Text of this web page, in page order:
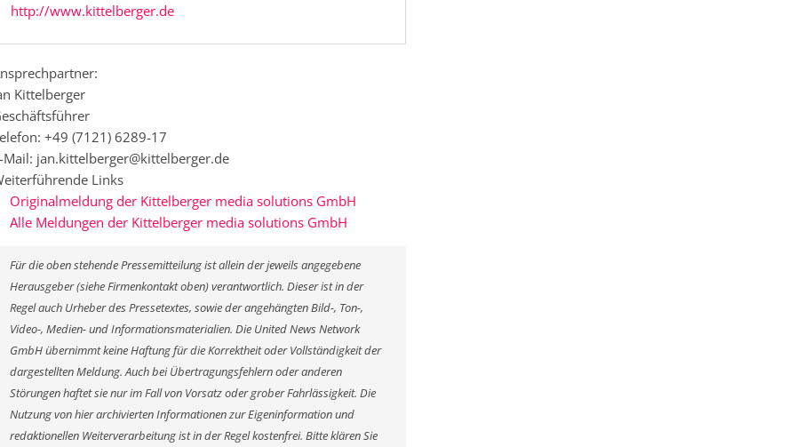
http://www.kittelberger.de
Kittelberger
+49 (7121) 6289-17
Mail: jan.kittelberger@kittelberger.de
Links
Originalmeldung der Kittelberger media solutions GmbH
Alle Meldungen der Kittelberger media solutions GmbH
Für die oben stehende Pressemitteilung ist allein der jeweils angegebene
Herausgeber (siehe Firmenkontakt oben) verantwortlich. Dieser ist in der
Regel auch Urheber des Pressetextes, sowie der angehängten Bild-, Ton-,
Video-, Medien- und Informationsmaterialien. Die United News Network
GmbH übernimmt keine Haftung für die Korrektheit oder Vollständigkeit der
dargestellten Meldung. Auch bei Übertragungsfehlern oder anderen
Störungen haftet sie nur im Fall von Vorsatz oder grober Fahrlässigkeit. Die
Nutzung von hier archivierten Informationen zur Eigeninformation und
redaktionellen Weiterverarbeitung ist in der Regel kostenfrei. Bitte klären Sie